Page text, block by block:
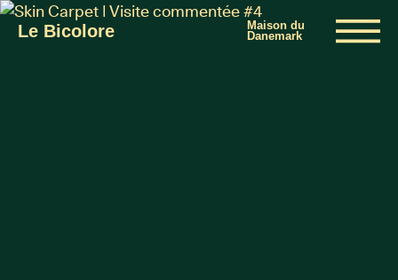
Le Bicolore
Maison du
Danemark